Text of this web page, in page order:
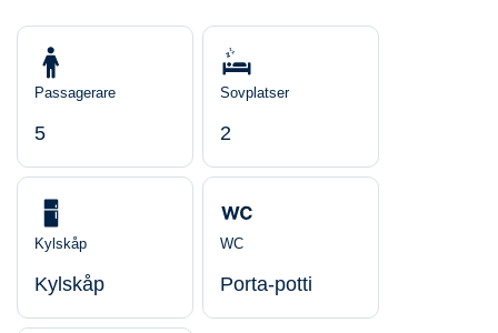
Passagerare
5
Sovplatser
2
Kylskåp
Kylskåp
WC
Porta-potti